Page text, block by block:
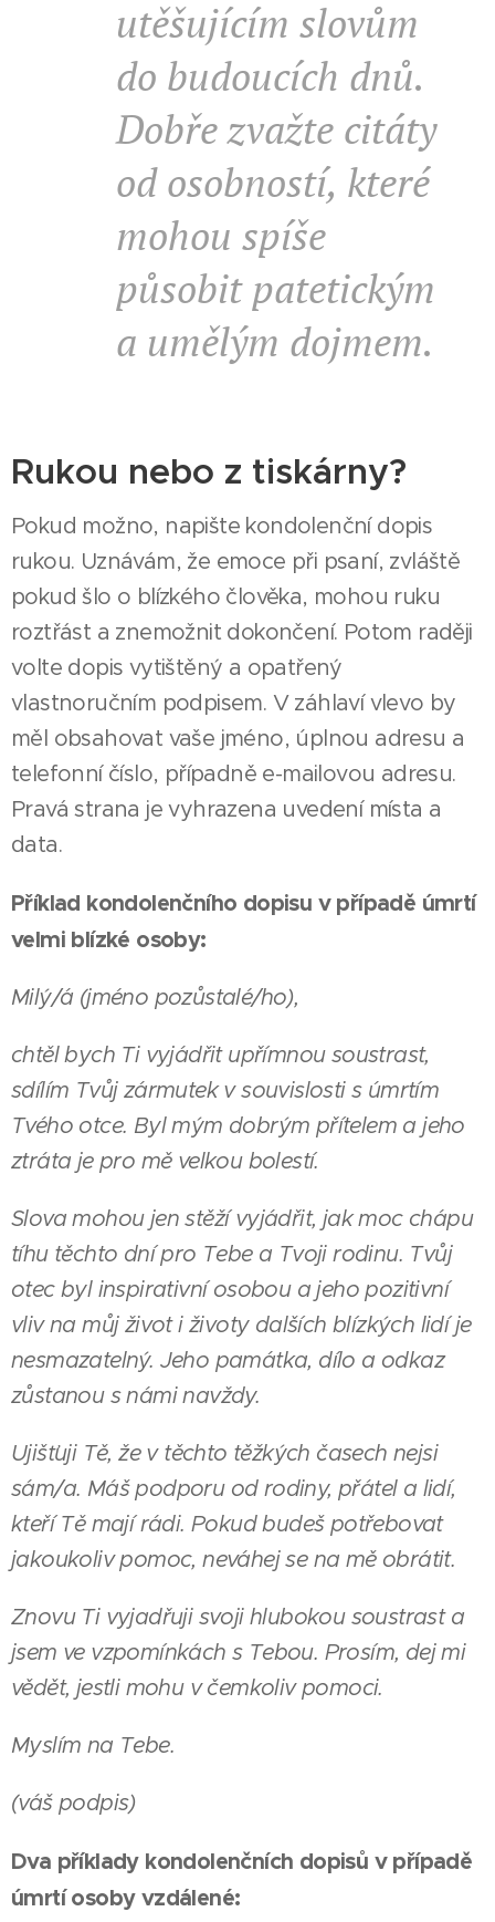
utěšujícím slovům
do budoucích dnů.
Dobře zvažte citáty
od osobností, které
mohou spíše
působit patetickým
a umělým dojmem.
Rukou nebo z tiskárny?
Pokud možno, napište kondolenční dopis
rukou. Uznávám, že emoce při psaní, zvláště
pokud šlo o blízkého člověka, mohou ruku
roztřást a znemožnit dokončení. Potom raději
volte dopis vytištěný a opatřený
vlastnoručním podpisem. V záhlaví vlevo by
měl obsahovat vaše jméno, úplnou adresu a
telefonní číslo, případně e-mailovou adresu.
Pravá strana je vyhrazena uvedení místa a
data.
Příklad kondolenčního dopisu v případě úmrtí
velmi blízké osoby:
Milý/á (jméno pozůstalé/ho),
chtěl bych Ti vyjádřit upřímnou soustrast,
sdílím Tvůj zármutek v souvislosti s úmrtím
Tvého otce. Byl mým dobrým přítelem a jeho
ztráta je pro mě velkou bolestí.
Slova mohou jen stěží vyjádřit, jak moc chápu
tíhu těchto dní pro Tebe a Tvoji rodinu. Tvůj
otec byl inspirativní osobou a jeho pozitivní
vliv na můj život i životy dalších blízkých lidí je
nesmazatelný. Jeho památka, dílo a odkaz
zůstanou s námi navždy.
Ujišťuji Tě, že v těchto těžkých časech nejsi
sám/a. Máš podporu od rodiny, přátel a lidí,
kteří Tě mají rádi. Pokud budeš potřebovat
jakoukoliv pomoc, neváhej se na mě obrátit.
Znovu Ti vyjadřuji svoji hlubokou soustrast a
jsem ve vzpomínkách s Tebou. Prosím, dej mi
vědět, jestli mohu v čemkoliv pomoci.
Myslím na Tebe.
(váš podpis)
Dva příklady kondolenčních dopisů v případě
úmrtí osoby vzdálené: